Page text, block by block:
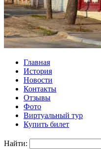
Главная
История
Новости
Контакты
Отзывы
Фото
Виртуальный тур
Купить билет
Найти: